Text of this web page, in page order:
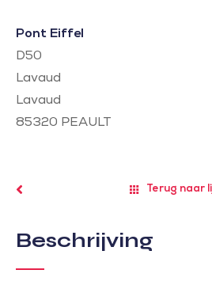
Pont Eiffel
D50
Lavaud
Lavaud
85320 PEAULT
Terug naar
Beschrijving